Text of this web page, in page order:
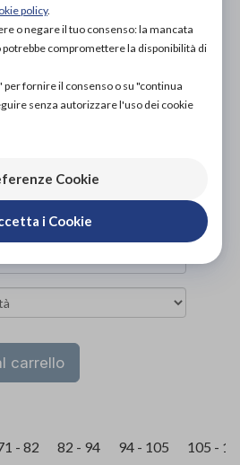
per l'utilizzo dei
T06).
IN NEGOZIO
IN NEGOZIO
carrello
(CM)
- 82 82 - 94 94 - 105 105 -
policy.
o negare il tuo consenso: la mancata
compromettere la disponibilità di
per fornire il consenso o su "continua
senza autorizzare l'uso dei cookie
Cookie
i Cookie